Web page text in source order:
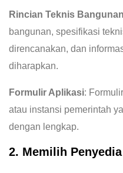
Rincian Teknis Bangunan
bangunan, spesifikasi
direncanakan, dan
diharapkan.
Formulir Aplikasi:
atau instansi pemerintah
dengan lengkap.
2. Memilih